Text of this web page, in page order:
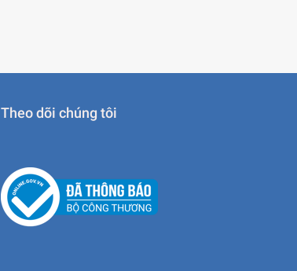
Theo dõi chúng tôi